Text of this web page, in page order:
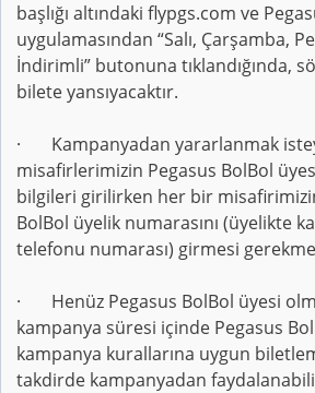
başlığı altındaki flypgs.com ve
uygulamasından “Salı, Çarşamba,
İndirimli” butonuna tıklandığında,
bilete yansıyacaktır.
· Kampanyadan yararlanmak
misafirlerimizin Pegasus BolBol
bilgileri girilirken her bir
BolBol üyelik numarasını (üyelikte
telefonu numarası) girmesi
· Henüz Pegasus BolBol üyesi
kampanya süresi içinde Pegasus
kampanya kurallarına uygun
takdirde kampanyadan